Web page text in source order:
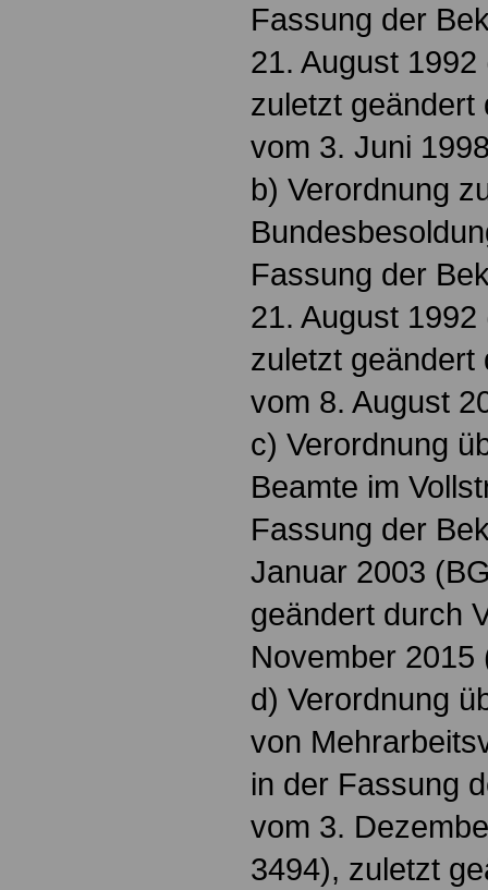
Fassung der
21. August
zuletzt geändert
vom 3. Juni
b) Verordnung
Fassung der
21. August
zuletzt geändert
vom 8. August
c) Verordnung
Beamte im
Fassung der
Januar 2003
geändert durch
November 2015
d) Verordnung
von
in der Fassung
vom 3.
3494), zuletzt